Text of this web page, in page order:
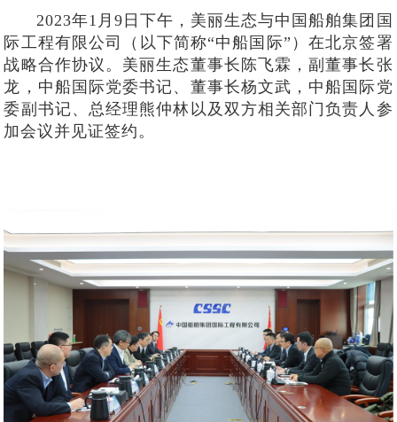
2023年1月9日下午，美丽生态与中国船舶集团国
际工程有限公司（以下简称“中船国际”）在北京签署
战略合作协议。美丽生态董事长陈飞霖，副董事长张
龙，中船国际党委书记、董事长杨文武，中船国际党
委副书记、总经理熊仲林以及双方相关部门负责人参
加会议并见证签约。